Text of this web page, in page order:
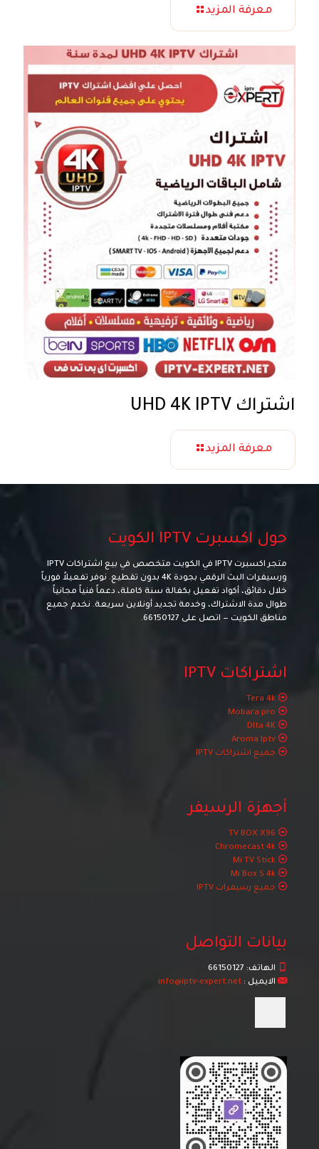
معرفة المزيد
اشتراك UHD 4K IPTV
معرفة المزيد
حول اكسبرت IPTV الكويت
متجر اكسبرت IPTV في الكويت متخصص في بيع اشتراكات IPTV
ورسيفرات البث الرقمي بجودة 4K بدون تقطيع. نوفر تفعيلاً فورياً
خلال دقائق، أكواد تفعيل بكفالة سنة كاملة، دعماً فنياً مجانياً
طوال مدة الاشتراك، وخدمة تجديد أونلاين سريعة. نخدم جميع
مناطق الكويت — اتصل على 66150127
.
اشتراكات IPTV
Tera 4k
Mobara pro
Dlta 4K
Aroma Iptv
جميع اشتراكات IPTV
أجهزة الرسيفر
TV BOX X96
Chromecast 4k
Mi TV Stick
Mi Box S 4k
جميع رسيفرات IPTV
بيانات التواصل
الهاتف: 66150127
الايميل : info@iptv-expert.net